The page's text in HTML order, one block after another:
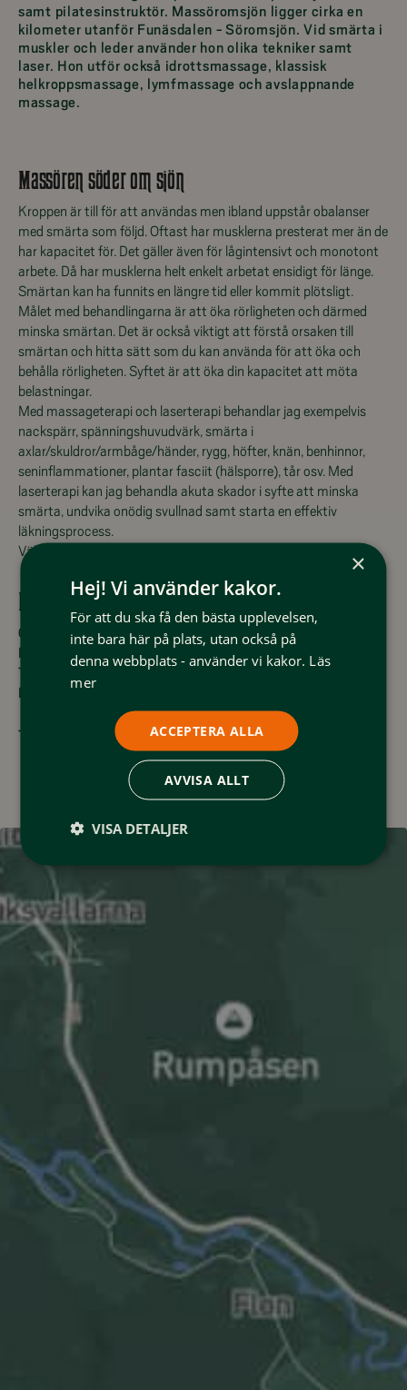
samt pilatesinstruktör. Massöromsjön ligger cirka en
kilometer utanför Funäsdalen - Söromsjön. Vid smärta i
muskler och leder använder hon olika tekniker samt
laser. Hon utför också idrottsmassage, klassisk
helkroppsmassage, lymfmassage och avslappnande
massage.
Massören söder om sjön
Kroppen är till för att användas men ibland uppstår obalanser
med smärta som följd. Oftast har musklerna presterat mer än de
har kapacitet för. Det gäller även för lågintensivt och monotont
arbete. Då har musklerna helt enkelt arbetat ensidigt för länge.
Smärtan kan ha funnits en längre tid eller kommit plötsligt.
Målet med behandlingarna är att öka rörligheten och därmed
minska smärtan. Det är också viktigt att förstå orsaken till
smärtan och hitta sätt som du kan använda för att öka och
behålla rörligheten. Syftet är att öka din kapacitet att möta
belastningar.
Med massageterapi och laserterapi behandlar jag exempelvis
nackspärr, spänningshuvudvärk, smärta i
axlar/skuldror/armbåge/händer, rygg, höfter, knän, benhinnor,
seninflammationer, plantar fasciit (hälsporre), tår osv. Med
laserterapi kan jag behandla akuta skador i syfte att minska
smärta, undvika onödig svullnad samt starta en effektiv
läkningsprocess.
Välkommen!
Hitta hit och kontakt
Gatuadress: Sjösvängen 16
Postadress:
84673 Funäsdalen
Telefonnummer:
0760502852
E-post:
katarinatutturen@gmail.com
Till Massöromsjön
×
Hej! Vi använder kakor.
För att du ska få den bästa upplevelsen,
inte bara här på plats, utan också på
denna webbplats - använder vi kakor. Läs
mer
ACCEPTERA ALLA
AVVISA ALLT
VISA DETALJER